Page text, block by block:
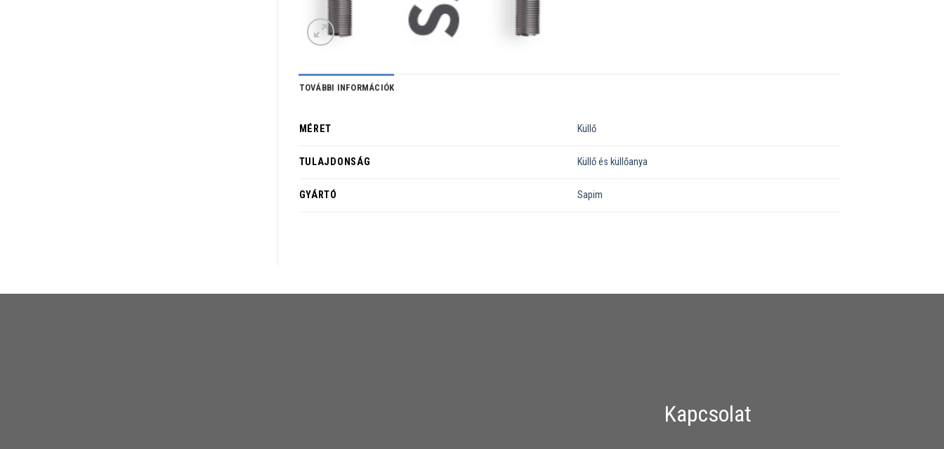
TOVÁBBI INFORMÁCIÓK
MÉRET Küllő
TULAJDONSÁG Küllő és küllőanya
GYÁRTÓ Sapim
Kapcsolat